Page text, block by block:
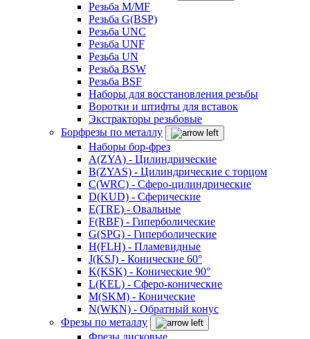
Резьба M/MF
Резьба G(BSP)
Резьба UNC
Резьба UNF
Резьба UN
Резьба BSW
Резьба BSF
Наборы для восстановления резьбы
Воротки и штифты для вставок
Экстракторы резьбовые
Борфрезы по металлу
Наборы бор-фрез
A(ZYA) - Цилиндрические
B(ZYAS) - Цилиндрические с торцом
C(WRC) - Сферо-цилиндрические
D(KUD) - Сферические
E(TRE) - Овальные
F(RBF) - Гиперболические
G(SPG) - Гиперболические
H(FLH) - Пламевидные
J(KSJ) - Конические 60°
K(KSK) - Конические 90°
L(KEL) - Сферо-конические
M(SKM) - Конические
N(WKN) - Обратный конус
Фрезы по металлу
Фрезы дисковые